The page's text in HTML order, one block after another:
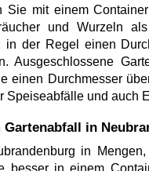
Sie mit einem
und Wurzeln
in der Regel einen
Ausgeschlossene
einen Durchmesser
Speiseabfälle und auch
in
in
besser in einem